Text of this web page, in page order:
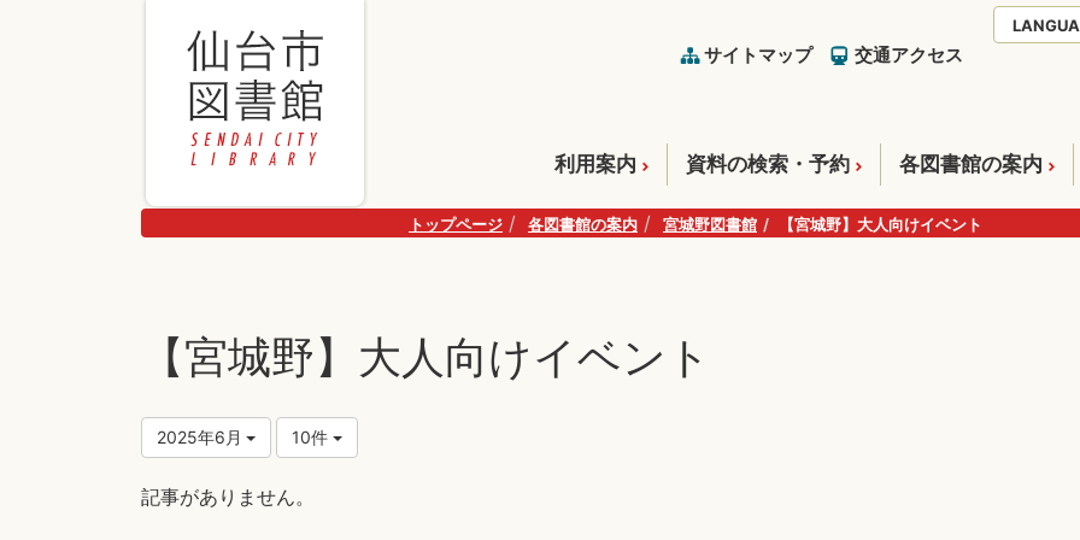
サイトマップ 交通アクセス
利用案内 資料の検索・予約 各図書館の案内
トップページ 各図書館の案内 宮城野図書館 【宮城野】大人向けイベント
【宮城野】大人向けイベント
2025年6月 10件
記事がありません。